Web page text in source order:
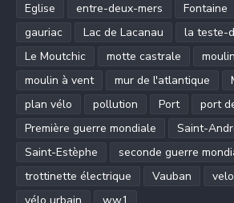
Eglise
entre-deux-mers Fontaine
gauriac
Lac de Lacanau la teste-
Le Moutchic
motte castrale moulin
moulin à vent
mur de l'atlantique
plan vélo
pollution Port
port
Première guerre mondiale
Saint-
Saint-Estèphe
seconde guerre
trottinette électrique
Vauban